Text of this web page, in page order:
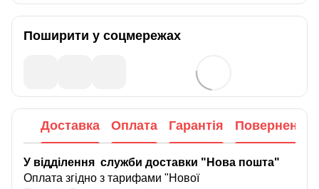
Поширити у соцмережах
Доставка Оплата Гарантія Повернення
У відділення служби доставки "Нова пошта"
Оплата згідно з тарифами "Нової